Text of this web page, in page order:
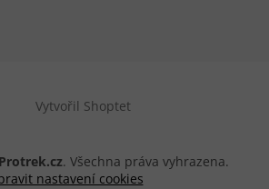
Vytvořil Shoptet
Protrek.cz. Všechna práva vyhrazena.
nastavení cookies